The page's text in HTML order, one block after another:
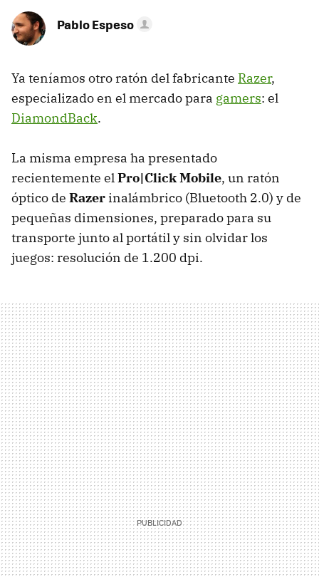
Pablo Espeso
Ya teníamos otro ratón del fabricante Razer,
especializado en el mercado para gamers: el
DiamondBack.
La misma empresa ha presentado
recientemente elPro|Click Mobile, un ratón
óptico de Razer inalámbrico (Bluetooth 2.0) y de
pequeñas dimensiones, preparado para su
transporte junto al portátil y sin olvidar los
juegos: resolución de 1.200 dpi.